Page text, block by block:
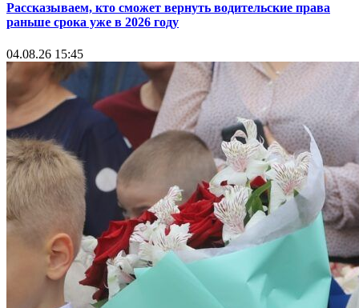
Рассказываем, кто сможет вернуть водительские права
раньше срока уже в 2026 году
04.08.26 15:45